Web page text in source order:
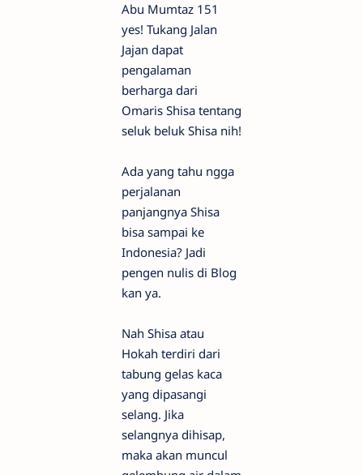
Abu Mumtaz 151
yes! Tukang Jalan
Jajan dapat
pengalaman
berharga dari
Omaris Shisa tentang
seluk beluk Shisa nih!
Ada yang tahu ngga
perjalanan
panjangnya Shisa
bisa sampai ke
Indonesia? Jadi
pengen nulis di Blog
kan ya.
Nah Shisa atau
Hokah terdiri dari
tabung gelas kaca
yang dipasangi
selang. Jika
selangnya dihisap,
maka akan muncul